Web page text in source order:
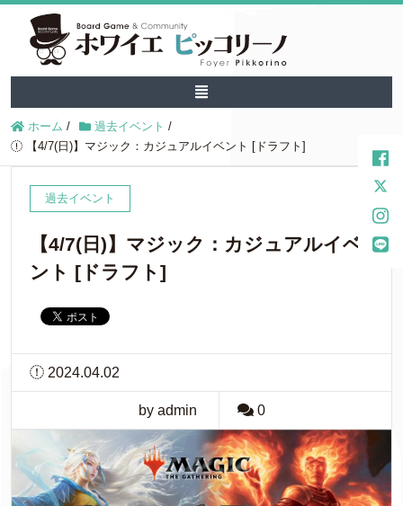
ホーム / 過去イベント /
【4/7(日)】マジック：カジュアルイベント [ドラフト]
過去イベント
【4/7(日)】マジック：カジュアルイベ
ント [ドラフト]
2024.04.02
by admin 0